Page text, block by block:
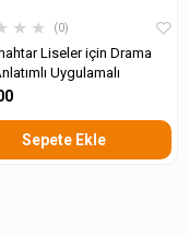
★ ★ 0
Liseler için Drama
Uygulamalı
Sepete Ekle